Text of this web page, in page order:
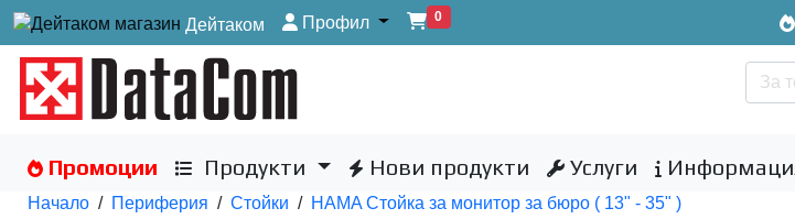
Дейтаком Профил 0
Промоции Продукти Нови продукти Услуги
Начало / Периферия / Стойки / HAMA Стойка за монитор за бюро ( 13" - 35" )